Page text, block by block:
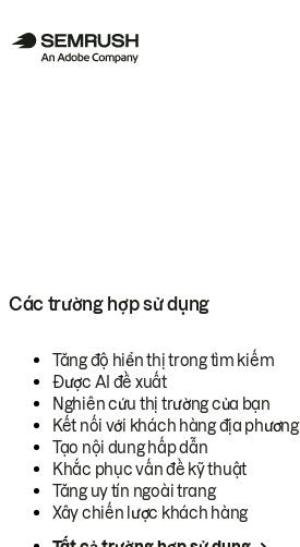
Các trường hợp sử dụng
Tăng độ hiển thị trong tìm kiếm
Được AI đề xuất
Nghiên cứu thị trường của bạn
Kết nối với khách hàng địa phương
Tạo nội dung hấp dẫn
Khắc phục vấn đề kỹ thuật
Tăng uy tín ngoài trang
Xây chiến lược khách hàng